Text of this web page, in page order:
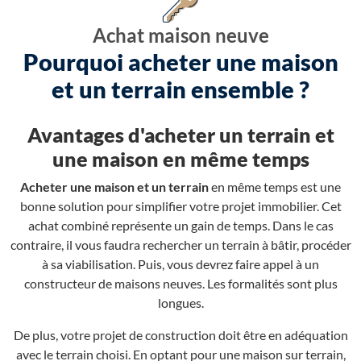
Achat maison neuve
Pourquoi acheter une maison
et un terrain ensemble ?
Avantages d'acheter un terrain et
une maison en même temps
Acheter une maison et un terrainen même temps est une
bonne solution pour simplifier votre projet immobilier. Cet
achat combiné représente un gain de temps. Dans le cas
contraire, il vous faudra rechercher un terrain à bâtir, procéder
à sa viabilisation. Puis, vous devrez faire appel à un
constructeur de maisons neuves. Les formalités sont plus
longues.
De plus, votre projet de construction doit être en adéquation
avec le terrain choisi. En optant pour une maison sur terrain,